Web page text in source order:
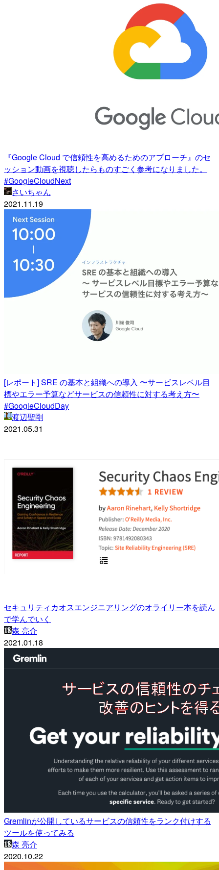
『Google Cloud で信頼性を高めるためのアプローチ』のセ
ッション動画を視聴したらものすごく参考になりました。
#GoogleCloudNext
さいちゃん
2021.11.19
[レポート] SRE の基本と組織への導入 〜サービスレベル目
標やエラー予算などサービスの信頼性に対する考え方〜
#GoogleCloudDay
渡辺聖剛
2021.05.31
セキュリティカオスエンジニアリングのオライリー本を読ん
で学んでいく
森 亮介
2021.01.18
Gremlinが公開しているサービスの信頼性をランク付けする
ツールを使ってみる
森 亮介
2020.10.22